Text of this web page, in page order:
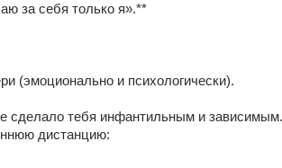
за себя только я».**
(эмоционально и психологически).
сделало тебя инфантильным и
дистанцию: